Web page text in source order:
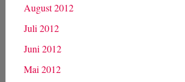
August 2012
Juli 2012
Juni 2012
Mai 2012